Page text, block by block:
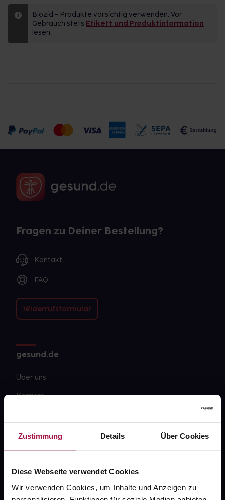
Zustimmung Details Über Cookies
Diese Webseite verwendet Cookies
Wir verwenden Cookies, um Inhalte und Anzeigen zu
Biozid - Produkte vorsichtig verwenden. Vor
Gebrauch stets Etikett und Produktinformation
lesen.
Fragen zu Deiner Bestellung?
Kontakt
FAQ
Widerrufsformular
gesund.de
Über uns
Karriere
Barrierefreiheitserklärung
PAYBACK
gesund-versorger.de
Sanitätshäuser